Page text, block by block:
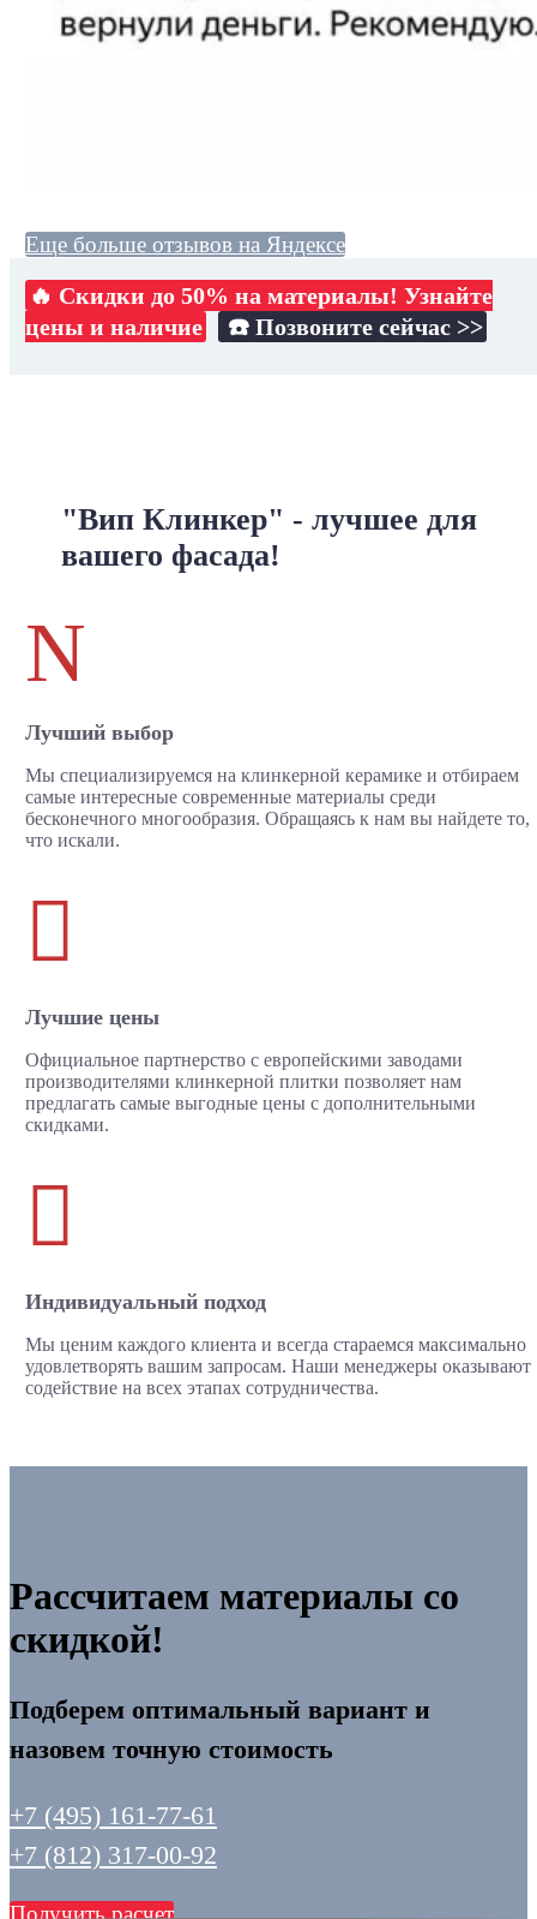
Еще больше отзывов на Яндексе
🔥 Скидки до 50% на материалы! Узнайте
цены и наличие
☎️ Позвоните сейчас >>
"Вип Клинкер" - лучшее для
вашего фасада!
N
Лучший выбор
Мы специализируемся на клинкерной керамике и отбираем
самые интересные современные материалы среди
бесконечного многообразия. Обращаясь к нам вы найдете то,
что искали.

Лучшие цены
Официальное партнерство с европейскими заводами
производителями клинкерной плитки позволяет нам
предлагать самые выгодные цены с дополнительными
скидками.

Индивидуальный подход
Мы ценим каждого клиента и всегда стараемся максимально
удовлетворять вашим запросам. Наши менеджеры оказывают
содействие на всех этапах сотрудничества.
Рассчитаем материалы со
скидкой!
Подберем оптимальный вариант и
назовем точную стоимость
+7 (495) 161-77-61
+7 (812) 317-00-92
Получить расчет